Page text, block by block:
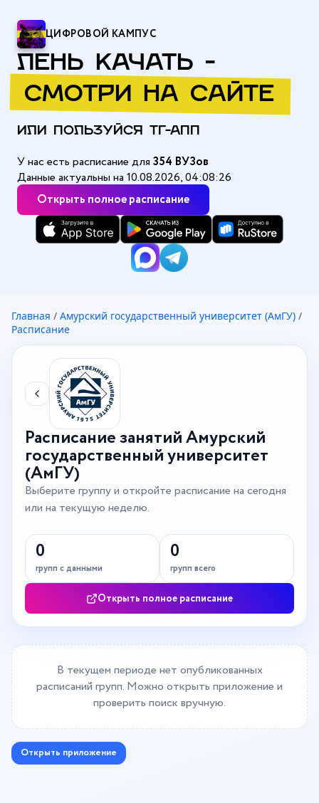
ЦИФРОВОЙ КАМПУС
ЛЕНЬ КАЧАТЬ -
СМОТРИ НА САЙТЕ
ИЛИ ПОЛЬЗУЙСЯ ТГ-АПП
Открыть полное расписание
У нас есть расписание для 354 ВУЗов
Данные актуальны на 10.08.2026, 04:08:26
Главная / Амурский государственный университет (АмГУ) /
Расписание
Расписание занятий Амурский
государственный университет
(АмГУ)
Выберите группу и откройте расписание на сегодня
или на текущую неделю.
0
групп с данными
0
групп всего
Открыть полное расписание
В текущем периоде нет опубликованных
расписаний групп. Можно открыть приложение и
проверить поиск вручную.
Открыть приложение